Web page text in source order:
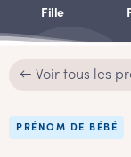
Fille
← Voir tous les
PRÉNOM DE BÉBÉ